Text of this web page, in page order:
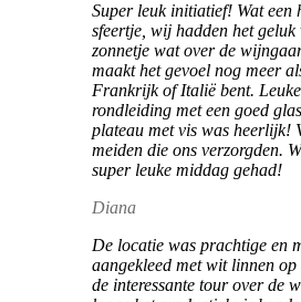
Super leuk initiatief! Wat een
sfeertje, wij hadden het geluk
zonnetje wat over de
maakt het gevoel nog meer
Frankrijk of Italië bent.
rondleiding met een goed
plateau met vis was heerlijk!
meiden die ons verzorgden.
super leuke middag gehad!
Diana
De locatie was prachtige en
aangekleed met wit linnen op
de interessante tour over de